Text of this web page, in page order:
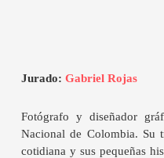
Jurado: Gabriel Rojas
Fotógrafo y diseñador
Nacional de Colombia. Su
cotidiana y sus pequeñas